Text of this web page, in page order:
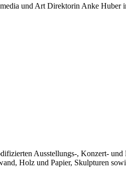
und Art Direktorin Anke Huber
Ausstellungs-, Konzert-
Holz und Papier, Skulpturen